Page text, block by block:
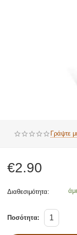
Γράψτε
€2.90
Διαθεσιμότητα:
Ποσότητα: